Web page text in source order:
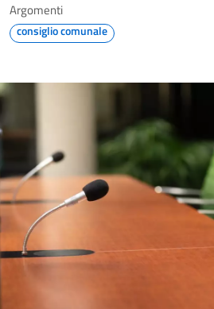
Argomenti
consiglio comunale